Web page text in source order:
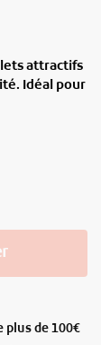
attractifs
Idéal pour
de 100€